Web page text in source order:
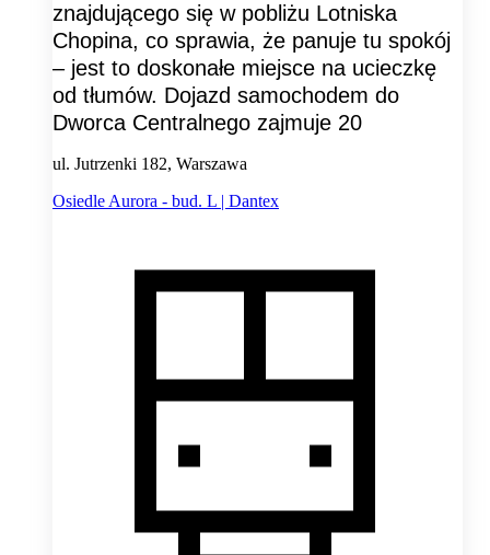
znajdującego się w pobliżu Lotniska
Chopina, co sprawia, że panuje tu spokój
– jest to doskonałe miejsce na ucieczkę
od tłumów. Dojazd samochodem do
Dworca Centralnego zajmuje 20
ul. Jutrzenki 182, Warszawa
Osiedle Aurora - bud. L | Dantex